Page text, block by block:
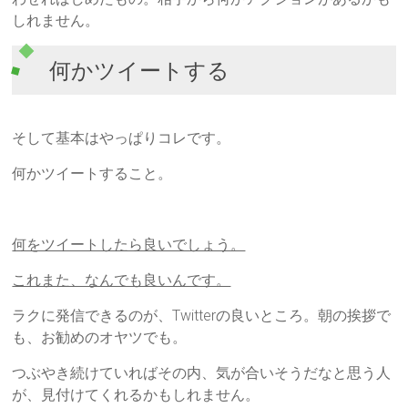
しれません。
何かツイートする
そして基本はやっぱりコレです。
何かツイートすること。
何をツイートしたら良いでしょう。
これまた、なんでも良いんです。
ラクに発信できるのが、Twitterの良いところ。朝の挨拶で
も、お勧めのオヤツでも。
つぶやき続けていればその内、気が合いそうだなと思う人
が、見付けてくれるかもしれません。